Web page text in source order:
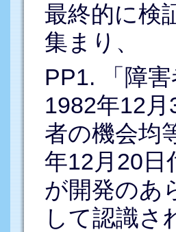
最終的に検
集まり、
PP1. 「障
1982年12
者の機会均
年12月20日
が開発のあ
して認識さ